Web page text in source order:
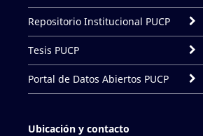
Repositorio Institucional PUCP
Tesis PUCP
Portal de Datos Abiertos PUCP
Ubicación y contacto